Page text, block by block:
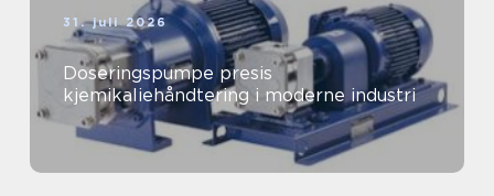
31. juli 2026
Doseringspumpe presis
kjemikaliehåndtering i moderne industri